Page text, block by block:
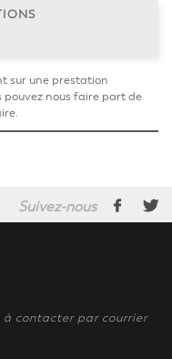
sur une prestation
pouvez nous faire part de
Suivez-nous
contacter par courrier